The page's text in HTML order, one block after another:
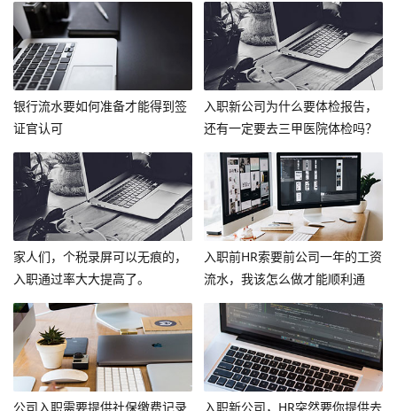
银行流水要如何准备才能得到签
证官认可
入职新公司为什么要体检报告，
还有一定要去三甲医院体检吗？
家人们，个税录屏可以无痕的，
入职通过率大大提高了。
入职前HR索要前公司一年的工资
流水，我该怎么做才能顺利通
过？
公司入职需要提供社保缴费记录
入职新公司，HR突然要你提供去